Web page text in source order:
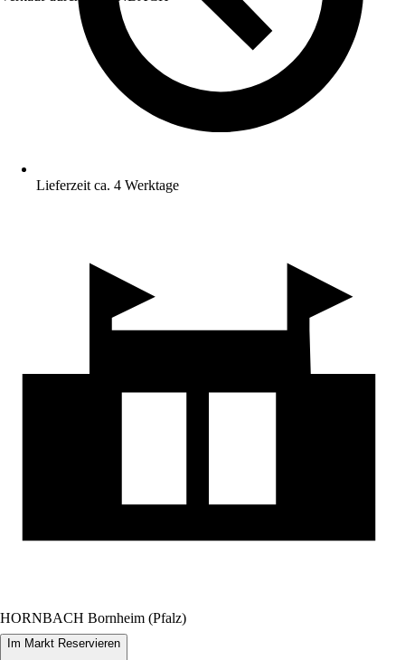
Lieferzeit ca. 4 Werktage
HORNBACH Bornheim (Pfalz)
Im Markt Reservieren